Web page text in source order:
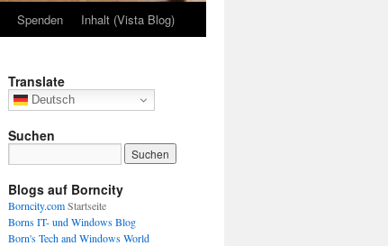
Spenden Inhalt (Vista Blog)
Translate
Deutsch
Suchen
Blogs auf Borncity
Borncity.comStartseite
Borns IT- und Windows Blog
Born's Tech and Windows World